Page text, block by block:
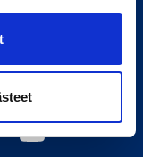
Ruotsi